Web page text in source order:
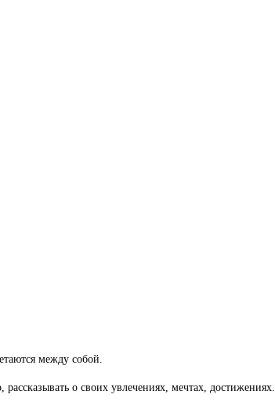
между собой.
о своих увлечениях, мечтах, достижениях.